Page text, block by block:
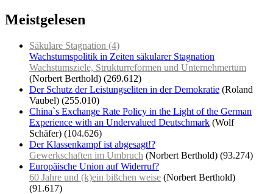
Meistgelesen
Säkulare Stagnation (4)
Wachstumspolitik in Zeiten säkularer Stagnation
Wachstumsziele, Strukturreformen und Unternehmertum
(Norbert Berthold) (269.612)
Der Schutz der Leistungseliten in der Demokratie (Roland
Vaubel) (255.010)
China`s Exchange Rate Policy in the Light of the German
Experience with an Undervalued Deutschmark (Wolf
Schäfer) (104.626)
Der Klassenkampf ist abgesagt!?
Gewerkschaften im Umbruch (Norbert Berthold) (93.274)
Europäische Union auf Widerruf?
60 Jahre und (k)ein bißchen weise (Norbert Berthold)
(91.617)